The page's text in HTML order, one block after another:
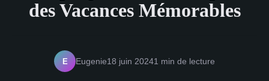
des Vacances Mémorables
E Eugenie18 juin 20241 min de lecture